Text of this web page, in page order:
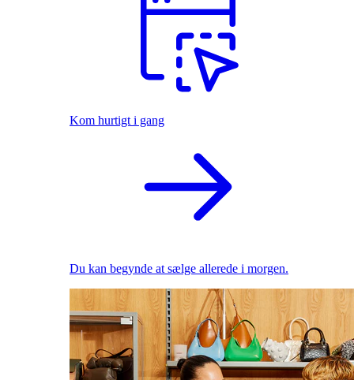
Kom hurtigt i gang
Du kan begynde at sælge allerede i morgen.